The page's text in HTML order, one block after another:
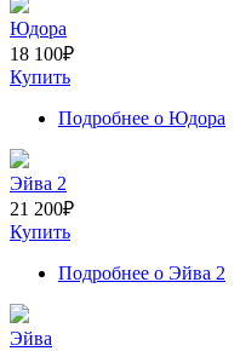
Юдора
18 100₽
Купить
Подробнее о Юдора
Эйва 2
21 200₽
Купить
Подробнее о Эйва 2
Эйва